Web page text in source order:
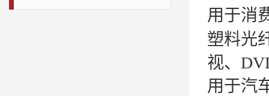
用于消
塑料光
视、
用于汽